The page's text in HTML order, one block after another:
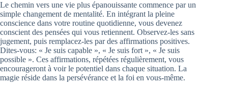
Le chemin vers une vie plus épanouissante commence par un
simple changement de mentalité. En intégrant la pleine
conscience dans votre routine quotidienne, vous devenez
conscient des pensées qui vous retiennent. Observez-les sans
jugement, puis remplacez-les par des affirmations positives.
Dites-vous: « Je suis capable », « Je suis fort », « Je suis
possible ». Ces affirmations, répétées régulièrement, vous
encourageront à voir le potentiel dans chaque situation. La
magie réside dans la persévérance et la foi en vous-même.